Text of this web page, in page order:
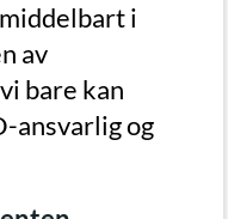
i
av
bare kan
ansvarlig og